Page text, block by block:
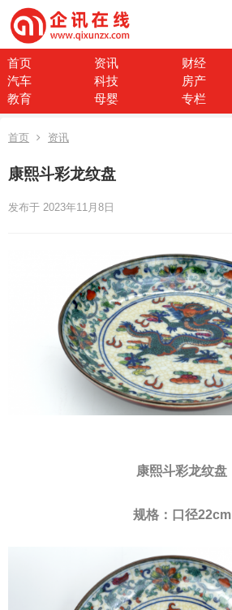
首页 资讯 财经
汽车
科技 房产
教育
母婴 专栏
首页 资讯
康熙斗彩龙纹盘
发布于 2023年11月8日
康熙斗彩龙纹盘
规格：口径22cm